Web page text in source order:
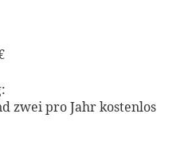
zwei pro Jahr kostenlos